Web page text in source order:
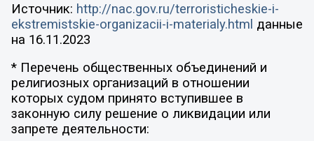
Источник: http://nac.gov.ru/terroristicheskie-i-
ekstremistskie-organizacii-i-materialy.html данные
на 16.11.2023
* Перечень общественных объединений и
религиозных организаций в отношении
которых судом принято вступившее в
законную силу решение о ликвидации или
запрете деятельности: